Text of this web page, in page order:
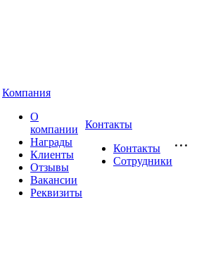
Компания
О
компании
Награды
Клиенты
Отзывы
Вакансии
Реквизиты
Контакты
Контакты
Сотрудники